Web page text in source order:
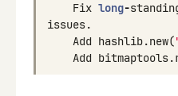
Fix long-
issues.
Add hashlib.new(
Add bitmaptools.